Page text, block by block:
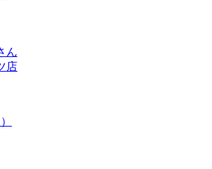
ん
店